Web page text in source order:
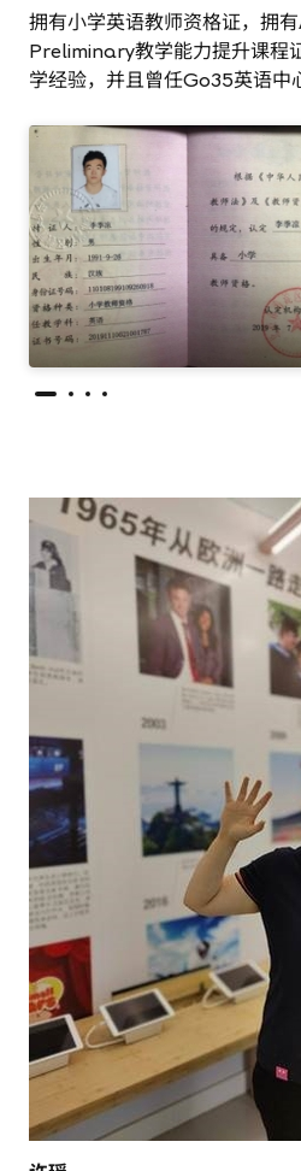
拥有小学英语教师资格证，拥有
Preliminary教学能力提升课程
学经验，并且曾任Go35英语中